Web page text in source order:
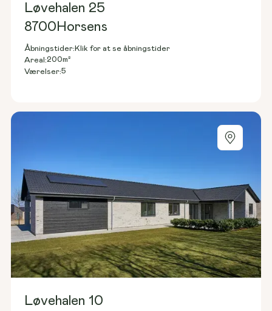
Løvehalen 25
8700 Horsens
Åbningstider: Klik for at se åbningstider
Areal:200m²
Værelser:5
Løvehalen 10